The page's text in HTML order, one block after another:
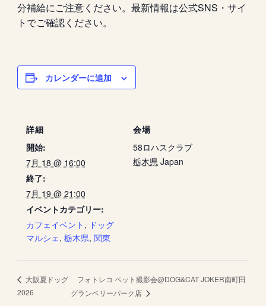
分補給にご注意ください。最新情報は公式SNS・サイ
トでご確認ください。
カレンダーに追加
詳細
開始:
7月 18 @ 16:00
終了:
7月 19 @ 21:00
イベントカテゴリー:
カフェイベント , ドッグ
マルシェ, 栃木県, 関東
会場
58ロハスクラブ
栃木県 Japan
大阪夏ドッグ
2026
フォトレコ ペット撮影会@DOG&CAT JOKER南町田
グランベリーパーク店